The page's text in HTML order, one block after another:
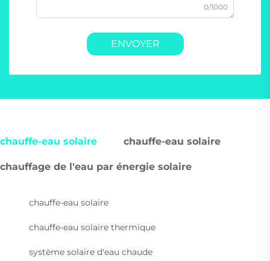
0/1000
ENVOYER
chauffe-eau solaire chauffe-eau solaire
chauffage de l'eau par énergie solaire
chauffe-eau solaire
chauffe-eau solaire thermique
système solaire d'eau chaude